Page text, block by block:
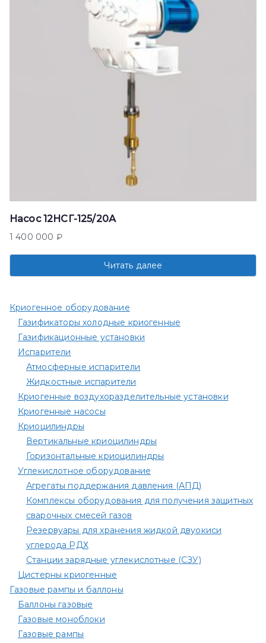
Насос 12НСГ-125/20А
1 400 000 ₽
Читать далее
Криогенное оборудование
Газификаторы холодные криогенные
Газификационные установки
Испарители
Атмосферные испарители
Жидкостные испарители
Криогенные воздухоразделительные установки
Криогенные насосы
Криоцилиндры
Вертикальные криоцилиндры
Горизонтальные криоцилиндры
Углекислотное оборудование
Агрегаты поддержания давления (АПД)
Комплексы оборудования для получения защитных
сварочных смесей газов
Резервуары для хранения жидкой двуокиси
углерода РДХ
Станции зарядные углекислотные (СЗУ)
Цистерны криогенные
Газовые рампы и баллоны
Баллоны газовые
Газовые моноблоки
Газовые рампы